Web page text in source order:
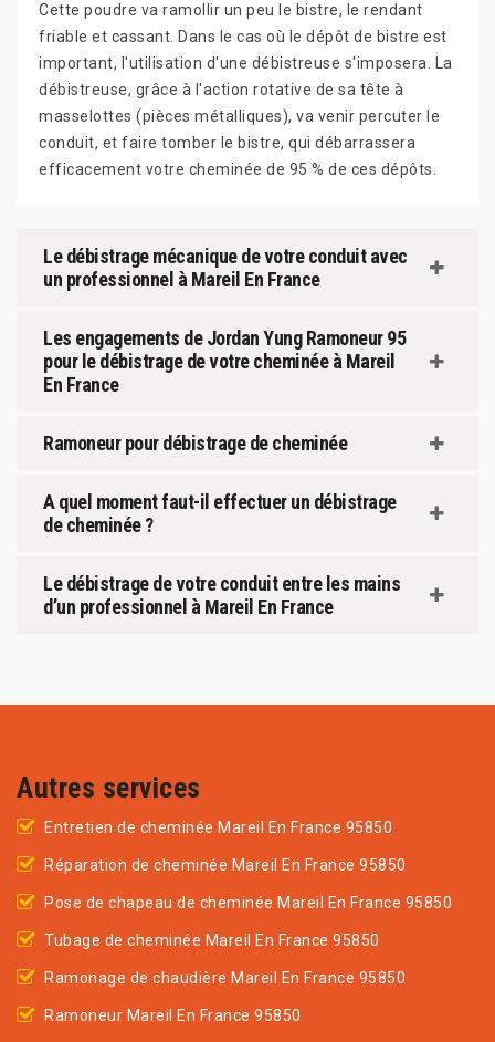
Cette poudre va ramollir un peu le bistre, le rendant
friable et cassant. Dans le cas où le dépôt de bistre est
important, l'utilisation d'une débistreuse s'imposera. La
débistreuse, grâce à l'action rotative de sa tête à
masselottes (pièces métalliques), va venir percuter le
conduit, et faire tomber le bistre, qui débarrassera
efficacement votre cheminée de 95 % de ces dépôts.
Le débistrage mécanique de votre conduit avec
un professionnel à Mareil En France
Les engagements de Jordan Yung Ramoneur 95
pour le débistrage de votre cheminée à Mareil
En France
Ramoneur pour débistrage de cheminée
A quel moment faut-il effectuer un débistrage
de cheminée ?
Le débistrage de votre conduit entre les mains
d’un professionnel à Mareil En France
Autres services
Entretien de cheminée Mareil En France 95850
Réparation de cheminée Mareil En France 95850
Pose de chapeau de cheminée Mareil En France 95850
Tubage de cheminée Mareil En France 95850
Ramonage de chaudière Mareil En France 95850
Ramoneur Mareil En France 95850